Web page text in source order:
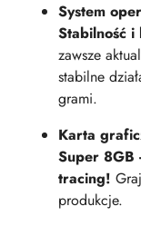
System
Stabilność i
zawsze
stabilne
grami.
Karta
Super 8GB
tracing!
produkcje.